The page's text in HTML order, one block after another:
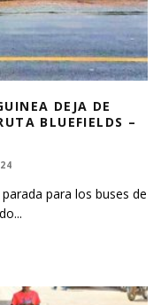
DEJA DE
BLUEFIELDS –
para los buses de
...